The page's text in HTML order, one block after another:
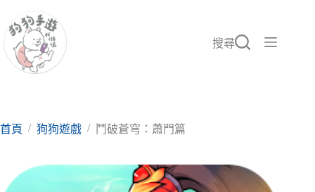
至
要
搜尋
首頁 / 狗狗遊戲 / 鬥破蒼穹：蕭門篇